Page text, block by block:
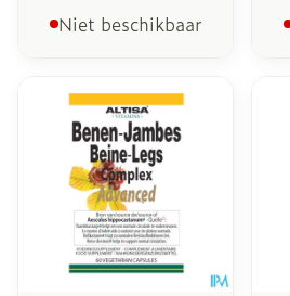
Niet beschikbaar